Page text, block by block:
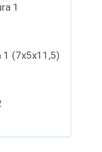
1
1 (7x5x11,5)